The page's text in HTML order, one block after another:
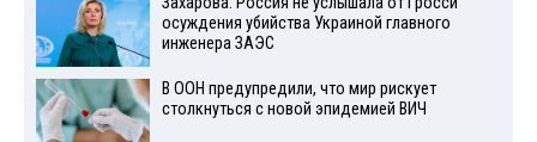
осуждения убийства Украиной главного
инженера ЗАЭС
В ООН предупредили, что мир рискует
столкнуться с новой эпидемией ВИЧ